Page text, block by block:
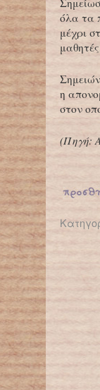
όλα τα
μέχρι
η
στον
(Πηγή:
←
Όταν έχεις τόσα